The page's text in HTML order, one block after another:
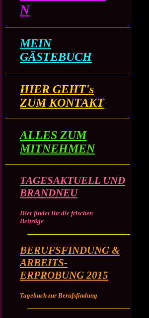
N
MEIN
GÄSTEBUCH
HIER GEHT's
ZUM KONTAKT
ALLES ZUM
MITNEHMEN
TAGESAKTUELL UND
BRANDNEU
Hier findet Ihr die frischen
Beiträge
BERUFSFINDUNG &
ARBEITS-
ERPROBUNG 2015
Tagebuch zur Berufsfindung